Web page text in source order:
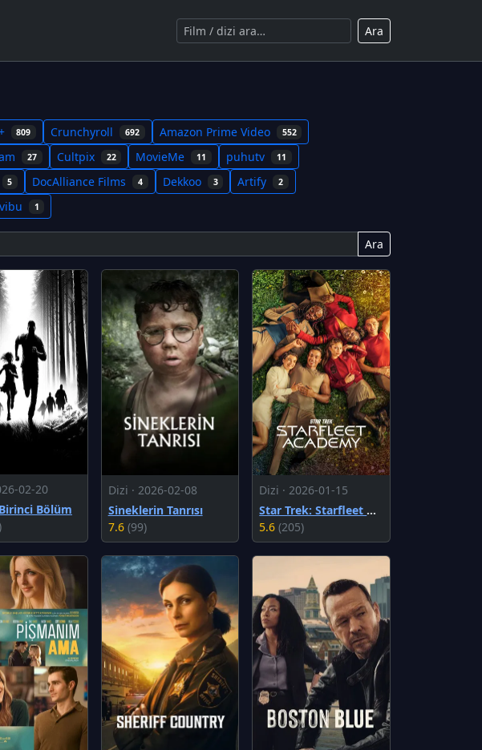
Ara
809 Crunchyroll 692 Amazon Prime Video 552
27 Cultpix 22 MovieMe 11 puhutv 11
5 DocAlliance Films 4 Dekkoo 3 Artify 2
1
Ara
02-20
Bölüm
Dizi · 2026-02-08
Sineklerin Tanrısı
7.6 (99)
Dizi · 2026-01-15
Star Trek: Starfleet Academy
5.6(205)